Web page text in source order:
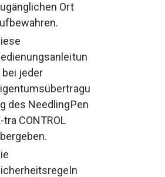
Ort
bei jeder
des NeedlingPen
tra CONTROL